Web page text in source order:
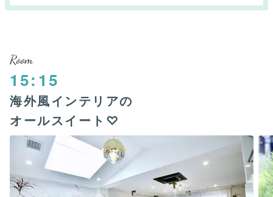
Room
15:15
海外風インテリアの
オールスイート♡